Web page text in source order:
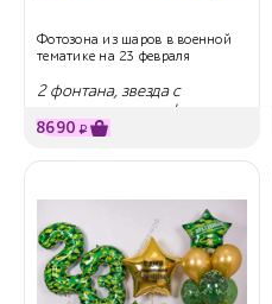
Фотозона из шаров в военной
тематике на 23 февраля
2 фонтана, звезда с
надписью и шары фигуры
8690 ₽